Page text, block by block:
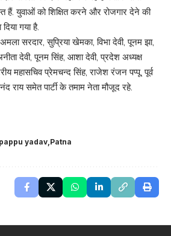
हैं. युवाओं को शिक्षित करने और रोजगार देने की
गया है.
अमला सरदार, सुप्रिया खेमका, विभा देवी, पूनम झा,
देवी, पूनम सिंह, आशा देवी, प्रदेश अध्यक्ष
महासचिव प्रेमचन्द सिंह, राजेश रंजन पप्पू, पूर्व
राय समेत पार्टी के तमाम नेता मौजूद रहे.
pappu yadav Patna